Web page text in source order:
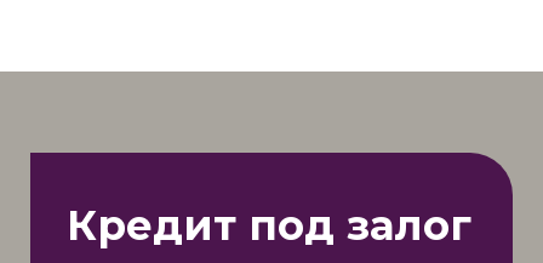
Кредит под залог